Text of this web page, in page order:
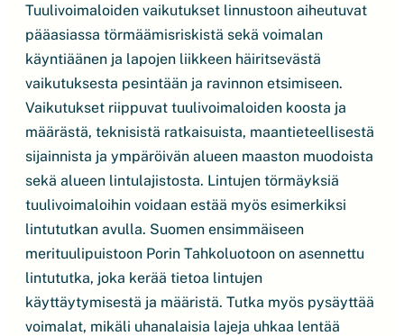
Tuulivoimaloiden vaikutukset linnustoon aiheutuvat
pääasiassa törmäämisriskistä sekä voimalan
käyntiäänen ja lapojen liikkeen häiritsevästä
vaikutuksesta pesintään ja ravinnon etsimiseen.
Vaikutukset riippuvat tuulivoimaloiden koosta ja
määrästä, teknisistä ratkaisuista, maantieteellisestä
sijainnista ja ympäröivän alueen maaston muodoista
sekä alueen lintulajistosta. Lintujen törmäyksiä
tuulivoimaloihin voidaan estää myös esimerkiksi
lintututkan avulla. Suomen ensimmäiseen
merituulipuistoon Porin Tahkoluotoon on asennettu
lintututka, joka kerää tietoa lintujen
käyttäytymisestä ja määristä. Tutka myös pysäyttää
voimalat, mikäli uhanalaisia lajeja uhkaa lentää